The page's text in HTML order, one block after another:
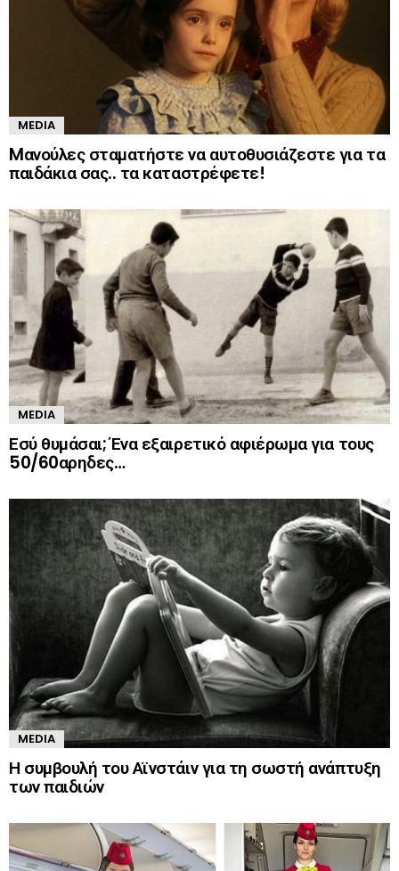
MEDIA
Mανούλες σταματήστε να αυτοθυσιάζεστε για τα
παιδάκια σας.. τα καταστρέφετε!
MEDIA
Εσύ θυμάσαι; Ένα εξαιρετικό αφιέρωμα για τους
50/60αρηδες…
MEDIA
Η συμβουλή του Αϊνστάιν για τη σωστή ανάπτυξη
των παιδιών